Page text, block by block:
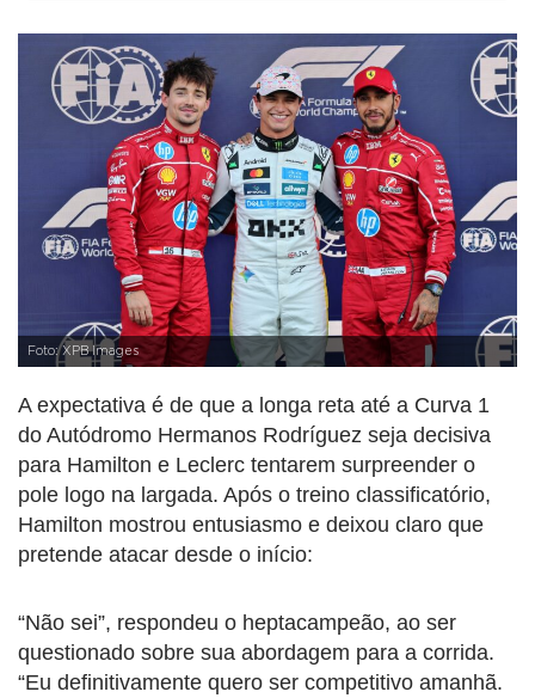
Foto: XPB Images
A expectativa é de que a longa reta até a Curva 1
do Autódromo Hermanos Rodríguez seja decisiva
para Hamilton e Leclerc tentarem surpreender o
pole logo na largada. Após o treino classificatório,
Hamilton mostrou entusiasmo e deixou claro que
pretende atacar desde o início:
“Não sei”, respondeu o heptacampeão, ao ser
questionado sobre sua abordagem para a corrida.
“Eu definitivamente quero ser competitivo amanhã.